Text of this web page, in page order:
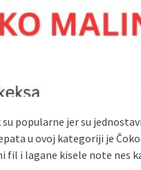
su popularne jer su
u ovoj kategoriji je
fil i lagane kisele note nes